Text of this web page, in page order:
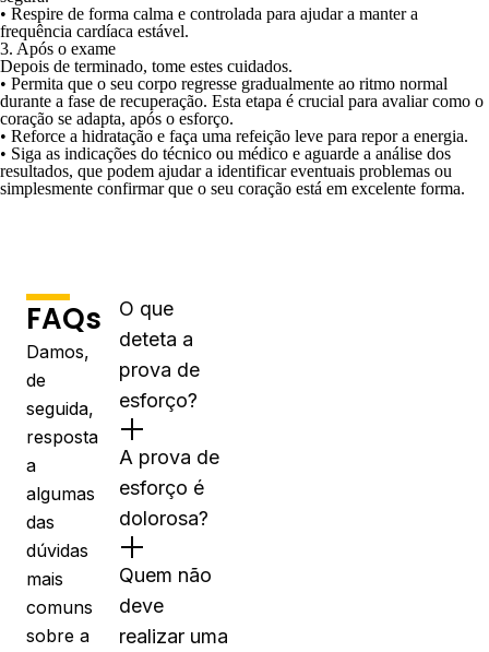
• Respire de forma calma e controlada para ajudar a manter a
frequência cardíaca estável.
3. Após o exame
Depois de terminado, tome estes cuidados.
• Permita que o seu corpo regresse gradualmente ao ritmo normal
durante a fase de recuperação. Esta etapa é crucial para avaliar como o
coração se adapta, após o esforço.
• Reforce a hidratação e faça uma refeição leve para repor a energia.
• Siga as indicações do técnico ou médico e aguarde a análise dos
resultados, que podem ajudar a identificar eventuais problemas ou
simplesmente confirmar que o seu coração está em excelente forma.
FAQs
Damos,
de
seguida,
resposta
a
algumas
das
dúvidas
mais
comuns
sobre a
O que
deteta a
prova de
esforço?
A prova de
esforço é
dolorosa?
Quem não
deve
realizar uma